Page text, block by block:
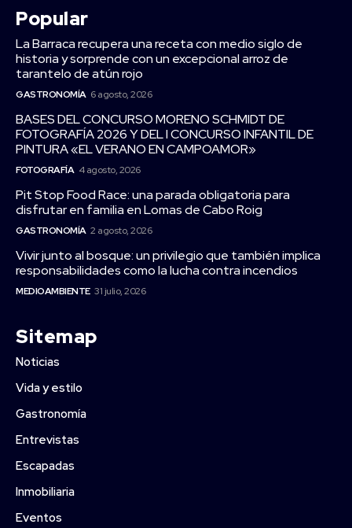
Popular
La Barraca recupera una receta con medio siglo de
historia y sorprende con un excepcional arroz de
tarantelo de atún rojo
GASTRONOMÍA 6 agosto, 2026
BASES DEL CONCURSO MORENO SCHMIDT DE
FOTOGRAFÍA 2026 Y DEL I CONCURSO INFANTIL DE
PINTURA «EL VERANO EN CAMPOAMOR»
FOTOGRAFÍA 4 agosto, 2026
Pit Stop Food Race: una parada obligatoria para
disfrutar en familia en Lomas de Cabo Roig
GASTRONOMÍA 2 agosto, 2026
Vivir junto al bosque: un privilegio que también implica
responsabilidades como la lucha contra incendios
MEDIOAMBIENTE 31 julio, 2026
Sitemap
Noticias
Vida y estilo
Gastronomía
Entrevistas
Escapadas
Inmobiliaria
Eventos